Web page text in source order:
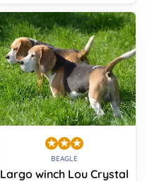
BEAGLE
Largo winch Lou Crystal